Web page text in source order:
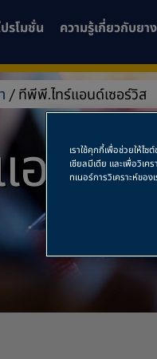
ปรโมชั่น ความรู้เกี่ยวกับยาง
/ ทีพีพี.ไทร์แอนด์เซอร์วิส
นด์เ
เราใช้คุกกี้เพื่อช่วยให้ไ
เชียลมีเดีย และเพื่อวิเค
ทเนอร์การวิเคราะห์ของ